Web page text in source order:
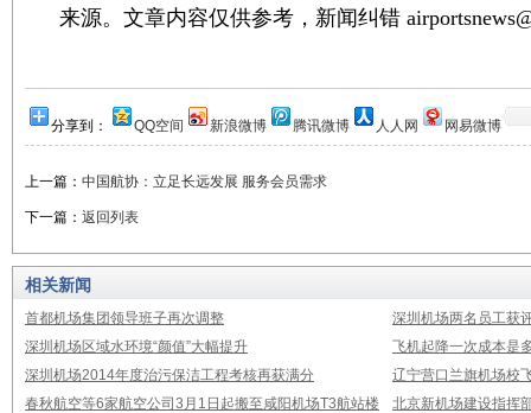
来源。文章内容仅供参考，新闻纠错
分享到： QQ空间 新浪微博 腾讯微博 人人网 网易微博
上一篇： 中国航协：立足长远发展 服务会员需求
下一篇： 返回列表
相关新闻
首都机场集团领导班子再次调整
深圳机场两名员工获
深圳机场区域水环境“颜值”大幅提升
飞机起降一次成本是
深圳机场2014年度治污保洁工程考核再获满分
辽宁营口兰旗机场校
春秋航空等6家航空公司3月1日起搬至咸阳机场T3航站楼
北京新机场建设指挥